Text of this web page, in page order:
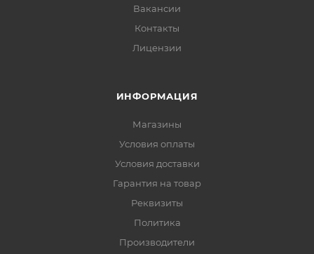
Вакансии
Контакты
Лицензии
ИНФОРМАЦИЯ
Магазины
Условия оплаты
Условия доставки
Гарантия на товар
Реквизиты
Политика
Производители